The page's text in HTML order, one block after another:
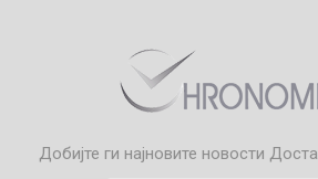
Добијте ги најновите новости